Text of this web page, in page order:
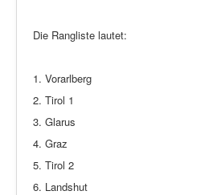
Die Rangliste lautet:
1. Vorarlberg
2. Tirol 1
3. Glarus
4. Graz
5. Tirol 2
6. Landshut